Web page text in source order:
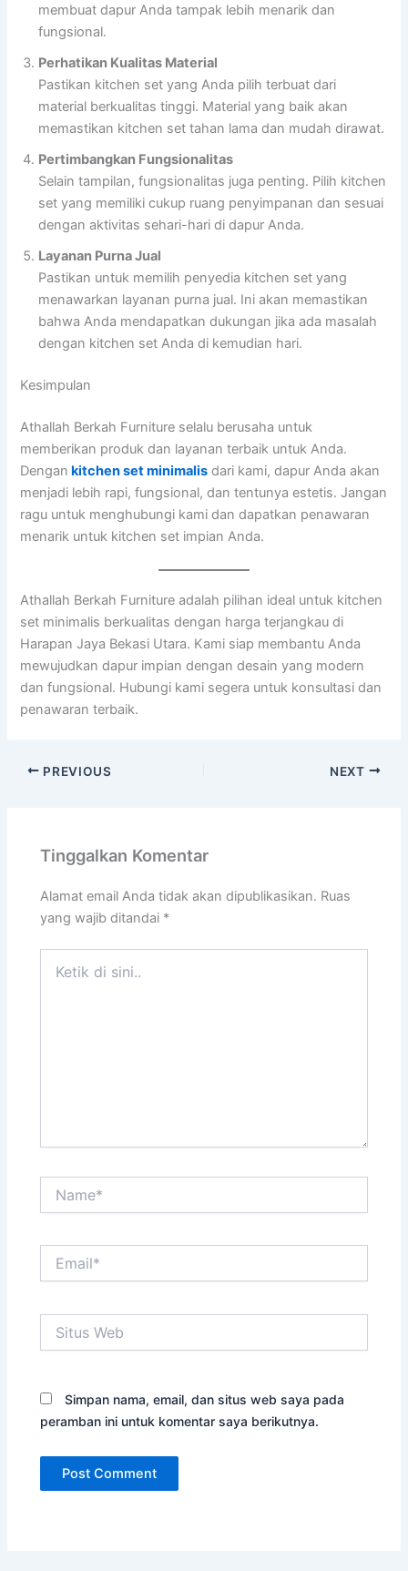
membuat dapur Anda tampak lebih menarik dan
fungsional.
Perhatikan Kualitas Material
Pastikan kitchen set yang Anda pilih terbuat dari
material berkualitas tinggi. Material yang baik akan
memastikan kitchen set tahan lama dan mudah dirawat.
Pertimbangkan Fungsionalitas
Selain tampilan, fungsionalitas juga penting. Pilih kitchen
set yang memiliki cukup ruang penyimpanan dan sesuai
dengan aktivitas sehari-hari di dapur Anda.
Layanan Purna Jual
Pastikan untuk memilih penyedia kitchen set yang
menawarkan layanan purna jual. Ini akan memastikan
bahwa Anda mendapatkan dukungan jika ada masalah
dengan kitchen set Anda di kemudian hari.
Kesimpulan
Athallah Berkah Furniture selalu berusaha untuk
memberikan produk dan layanan terbaik untuk Anda.
Dengan kitchen set minimalis dari kami, dapur Anda akan
menjadi lebih rapi, fungsional, dan tentunya estetis. Jangan
ragu untuk menghubungi kami dan dapatkan penawaran
menarik untuk kitchen set impian Anda.
Athallah Berkah Furniture adalah pilihan ideal untuk kitchen
set minimalis berkualitas dengan harga terjangkau di
Harapan Jaya Bekasi Utara. Kami siap membantu Anda
mewujudkan dapur impian dengan desain yang modern
dan fungsional. Hubungi kami segera untuk konsultasi dan
penawaran terbaik.
PREVIOUS NEXT
Tinggalkan Komentar
Alamat email Anda tidak akan dipublikasikan. Ruas
yang wajib ditandai *
Web
Simpan nama, email, dan situs web saya pada
peramban ini untuk komentar saya berikutnya.